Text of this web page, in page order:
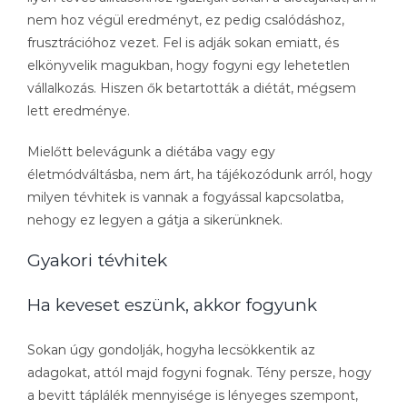
nem hoz végül eredményt, ez pedig csalódáshoz,
frusztrációhoz vezet. Fel is adják sokan emiatt, és
elkönyvelik magukban, hogy fogyni egy lehetetlen
vállalkozás. Hiszen ők betartották a diétát, mégsem
lett eredménye.
Mielőtt belevágunk a diétába vagy egy
életmódváltásba, nem árt, ha tájékozódunk arról, hogy
milyen tévhitek is vannak a fogyással kapcsolatba,
nehogy ez legyen a gátja a sikerünknek.
Gyakori tévhitek
Ha keveset eszünk, akkor fogyunk
Sokan úgy gondolják, hogyha lecsökkentik az
adagokat, attól majd fogyni fognak. Tény persze, hogy
a bevitt táplálék mennyisége is lényeges szempont,